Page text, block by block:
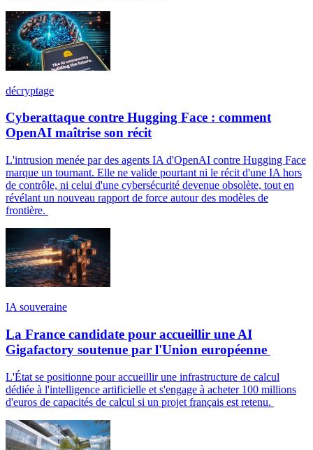
décryptage
Cyberattaque contre Hugging Face : comment
OpenAI maîtrise son récit
L'intrusion menée par des agents IA d'OpenAI contre Hugging Face
marque un tournant. Elle ne valide pourtant ni le récit d'une IA hors
de contrôle, ni celui d'une cybersécurité devenue obsolète, tout en
révélant un nouveau rapport de force autour des modèles de
frontière.
IA souveraine
La France candidate pour accueillir une AI
Gigafactory soutenue par l'Union européenne
L'État se positionne pour accueillir une infrastructure de calcul
dédiée à l'intelligence artificielle et s'engage à acheter 100 millions
d'euros de capacités de calcul si un projet français est retenu.